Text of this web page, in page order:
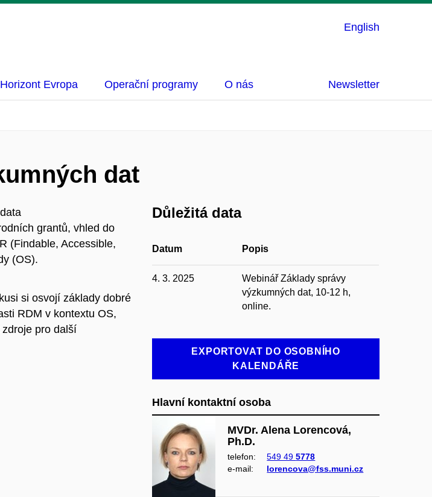
English
Horizont Evropa Operační programy O nás Newsletter
dat
grantů, vhled do
(Findable, Accessible,
(OS).
si osvojí základy dobré
RDM v kontextu OS,
pro další
Důležitá data
Datum Popis
4. 3. 2025
Webinář Základy správy
výzkumných dat, 10-12 h,
online.
EXPORTOVAT DO OSOBNÍHO
KALENDÁŘE
Hlavní kontaktní osoba
MVDr. Alena Lorencová,
Ph.D.
telefon: 549 495778
e‑mail:
lorencova@fss.muni.cz